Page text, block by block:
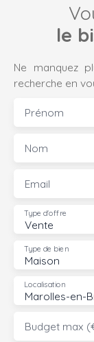
le
Ne manquez
recherche en
Prénom
Nom
Email
Vente
Type d'offre
Maison
Type de bien
Marolles-en-
Localisation
Budget max